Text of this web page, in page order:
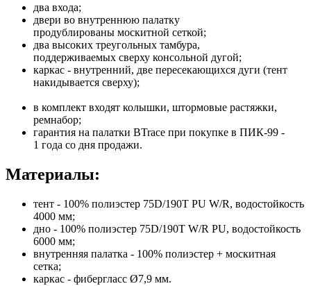
два входа;
двери во внутреннюю палатку
продублированы москитной сеткой;
два высоких треугольных тамбура,
поддерживаемых сверху консольной дугой;
каркас - внутренний, две пересекающихся дуги (тент
накидывается сверху);
в комплект входят колышки, штормовые растяжки,
ремнабор;
гарантия на палатки BTrace при покупке в ПИК-99 -
1 года со дня продажи.
Материалы:
тент - 100% полиэстер 75D/190T PU W/R, водостойкость
4000 мм;
дно - 100% полиэстер 75D/190T W/R PU, водостойкость
6000 мм;
внутренняя палатка - 100% полиэстер + москитная
сетка;
каркас - фибергласс Ø7,9 мм.